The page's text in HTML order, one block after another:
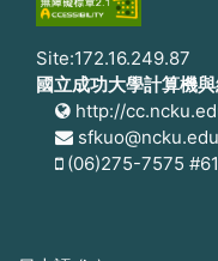
Site:172.16.249.87
國立成功大學計算機
http://
(06)275-7575